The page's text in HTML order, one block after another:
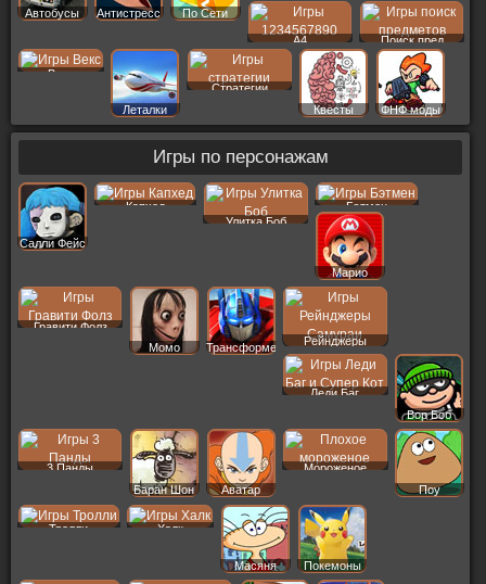
Автобусы Антистресс По Сети
A4 Поиск пред
Векс
Леталки
Стратегии
Квесты
ФНФ моды
Игры по персонажам
Салли Фейс
Капхед
Улитка Боб
Бэтмен
Марио
Гравити Фолз
Момо
Трансформеры
Рейнджеры
Леди Баг
Вор Боб
3 Панды
Баран Шон
Аватар
Мороженое
Поу
Тролли Халк
Масяня Покемоны